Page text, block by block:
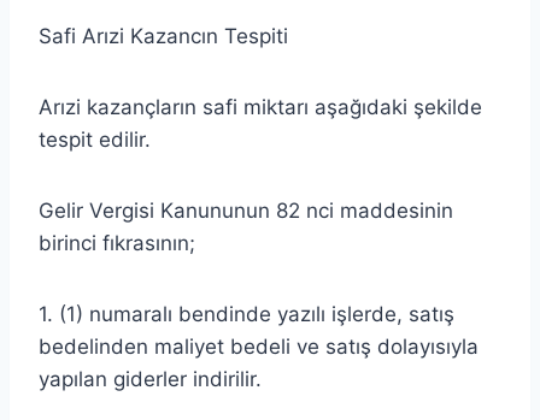
Safi Arızi Kazancın Tespiti
Arızi kazançların safi miktarı aşağıdaki şekilde
tespit edilir.
Gelir Vergisi Kanununun 82 nci maddesinin
birinci fıkrasının;
1. (1) numaralı bendinde yazılı işlerde, satış
bedelinden maliyet bedeli ve satış dolayısıyla
yapılan giderler indirilir.